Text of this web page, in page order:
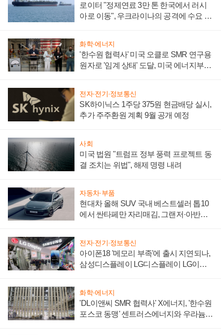
로이터 "정제연료 3만 톤 한국에서 러시
아로 이동", 우크라이나의 공격에 수요 늘
화학·에너지
'한수원 협력사' 미국 오클로 SMR 연구용
원자로 '임계 상태' 도달, 미국 에너지부
전자·전기·정보통신
SK하이닉스 1주당 375원 현금배당 실시,
추가 주주환원 계획 9월 공개 예정
사회
미국 법원 "트럼프 정부 풍력 프로젝트 동
결 조치는 위법", 해제 명령 내려
자동차·부품
현대차 올해 SUV 국내 베스트셀러 톱10
에서 싼타페만 자리매김, 그랜저·아반떼
전자·전기·정보통신
아이폰18 '메모리 부족'에 출시 지연되나,
삼성디스플레이 LG디스플레이 LG이노
화학·에너지
'DL이앤씨 SMR 협력사' X에너지, '한수원
포스코 동맹' 센트러스에너지와 우라늄